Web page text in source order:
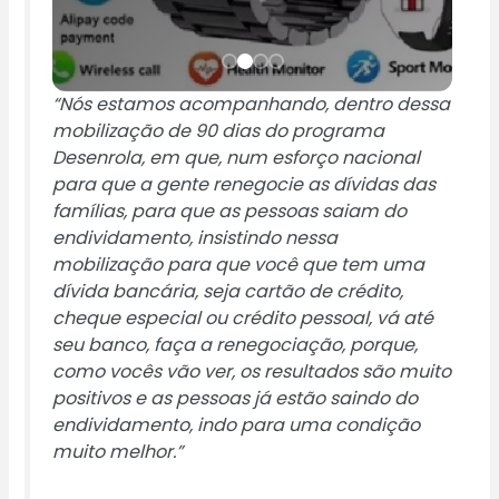
“Nós estamos acompanhando, dentro dessa
mobilização de 90 dias do programa
Desenrola, em que, num esforço nacional
para que a gente renegocie as dívidas das
famílias, para que as pessoas saiam do
endividamento, insistindo nessa
mobilização para que você que tem uma
dívida bancária, seja cartão de crédito,
cheque especial ou crédito pessoal, vá até
seu banco, faça a renegociação, porque,
como vocês vão ver, os resultados são muito
positivos e as pessoas já estão saindo do
endividamento, indo para uma condição
muito melhor.”